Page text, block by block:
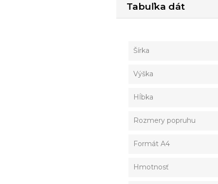
Tabuľka dát
Šírka
Výška
Hĺbka
Rozmery popruhu
Formát A4
Hmotnosť